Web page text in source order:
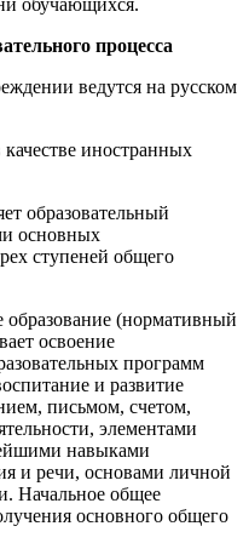
процесса
ведутся на русском
иностранных
образовательный
основных
ступеней общего
образование (нормативный
освоение
программ
и развитие
письмом, счетом,
элементами
навыками
и речи, основами личной
Начальное общее
основного общего